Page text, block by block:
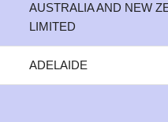
AUSTRALIA AND NEW
LIMITED
ADELAIDE